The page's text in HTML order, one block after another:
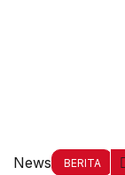
News BERITA